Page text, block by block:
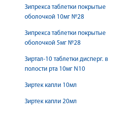
Зипрекса таблетки покрытые
оболочкой 10мг №28
Зипрекса таблетки покрытые
оболочкой 5мг №28
Зиртал-10 таблетки дисперг. в
полости рта 10мг N10
Зиртек капли 10мл
Зиртек капли 20мл